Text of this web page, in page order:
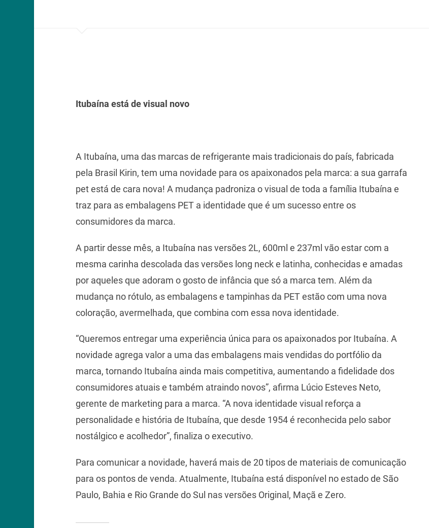
Itubaína está de visual novo
A Itubaína, uma das marcas de refrigerante mais tradicionais do país, fabricada
pela Brasil Kirin, tem uma novidade para os apaixonados pela marca: a sua garrafa
pet está de cara nova! A mudança padroniza o visual de toda a família Itubaína e
traz para as embalagens PET a identidade que é um sucesso entre os
consumidores da marca.
A partir desse mês, a Itubaína nas versões 2L, 600ml e 237ml vão estar com a
mesma carinha descolada das versões long neck e latinha, conhecidas e amadas
por aqueles que adoram o gosto de infância que só a marca tem. Além da
mudança no rótulo, as embalagens e tampinhas da PET estão com uma nova
coloração, avermelhada, que combina com essa nova identidade.
“Queremos entregar uma experiência única para os apaixonados por Itubaína. A
novidade agrega valor a uma das embalagens mais vendidas do portfólio da
marca, tornando Itubaína ainda mais competitiva, aumentando a fidelidade dos
consumidores atuais e também atraindo novos”, afirma Lúcio Esteves Neto,
gerente de marketing para a marca. “A nova identidade visual reforça a
personalidade e história de Itubaína, que desde 1954 é reconhecida pelo sabor
nostálgico e acolhedor”, finaliza o executivo.
Para comunicar a novidade, haverá mais de 20 tipos de materiais de comunicação
para os pontos de venda. Atualmente, Itubaína está disponível no estado de São
Paulo, Bahia e Rio Grande do Sul nas versões Original, Maçã e Zero.